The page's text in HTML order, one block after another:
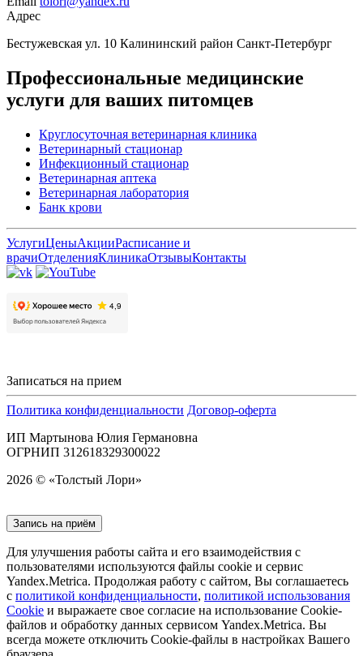
Адрес
Бестужевская ул. 10 Калининский район Санкт-Петербург
Профессиональные медицинские
услуги для ваших питомцев
Круглосуточная ветеринарная клиника
Ветеринарный стационар
Инфекционный стационар
Ветеринарная аптека
Ветеринарная лаборатория
Банк крови
УслугиЦеныАкцииРасписание и
врачиОтделенияКлиникаОтзывыКонтакты
Записаться на прием
Политика конфиденциальности Договор-оферта
ИП Мартынова Юлия Германовна
ОГРНИП 312618329300022
2026 © «Толстый Лори»
Запись на приём
Для улучшения работы сайта и его взаимодействия с
пользователями используются файлы cookie и сервис
Yandex.Metrica. Продолжая работу с сайтом, Вы соглашаетесь
с политикой конфиденциальности, политикой использования
Cookie и выражаете свое согласие на использование Cookie-
файлов и обработку данных сервисом Yandex.Metrica. Вы
всегда можете отключить Cookie-файлы в настройках Вашего